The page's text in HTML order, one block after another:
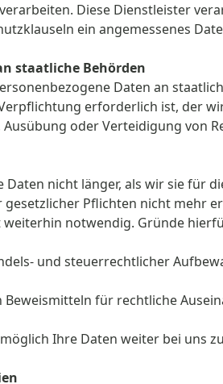
Diese Dienstleister
ein angemessenes
staatliche Behörden
Daten an
erforderlich ist, der
oder Verteidigung von
Daten nicht länger, als wir sie für
Pflichten nicht mehr
notwendig. Gründe
und steuerrechtlicher
Beweismitteln für rechtliche
Ihre Daten weiter bei uns